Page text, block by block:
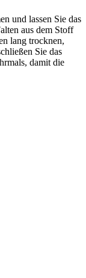
und lassen Sie das
aus dem Stoff
lang trocknen,
Sie das
damit die